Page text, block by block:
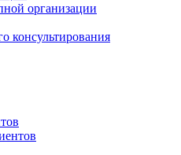
организации
консультирования